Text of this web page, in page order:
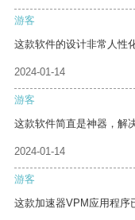
游客
这款软件的设计非常人性
2024-01-14
游客
这款软件简直是神器，解
2024-01-14
游客
这款加速器VPM应用程序